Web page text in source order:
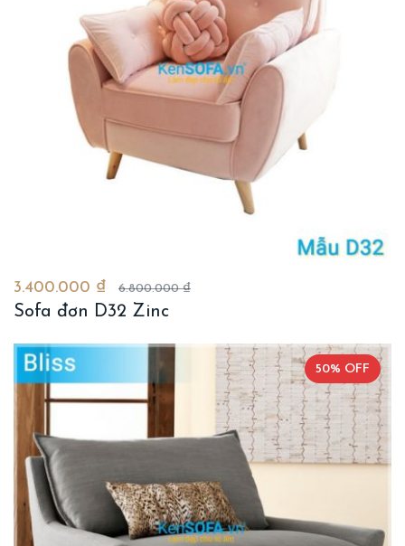
3.400.000 ₫ 6.800.000 ₫
Sofa đơn D32 Zinc
50% OFF